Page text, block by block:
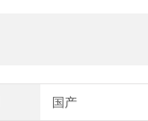
国产